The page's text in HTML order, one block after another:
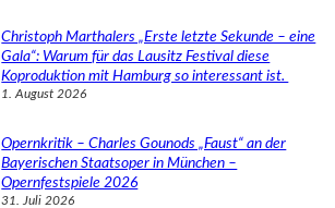
Christoph Marthalers „Erste letzte Sekunde – eine
Gala“: Warum für das Lausitz Festival diese
Koproduktion mit Hamburg so interessant ist.
1. August 2026
Opernkritik – Charles Gounods „Faust“ an der
Bayerischen Staatsoper in München –
Opernfestspiele 2026
31. Juli 2026